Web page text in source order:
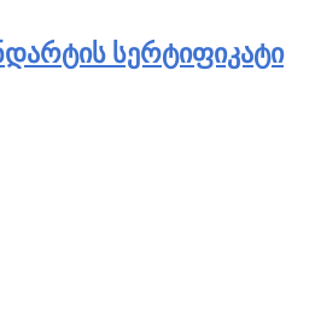
ᲡᲔᲠᲢᲘᲤᲘᲙᲐᲢᲘ